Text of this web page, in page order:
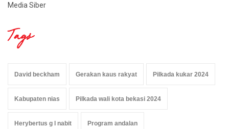
Media Siber
Tags
David beckham Gerakan kaus rakyat Pilkada kukar 2024
Kabupaten nias Pilkada wali kota bekasi 2024
Herybertus g l nabit Program andalan